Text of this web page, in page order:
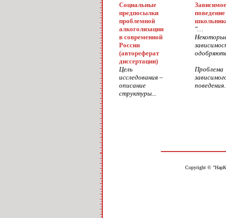
Социальные
предпосылки
проблемной
алкоголизации
в современной
России
(автореферат
диссертации)
Цель
исследования –
описание
структуры...
Зависимое
поведение
"…
Проблема
Copyright ©